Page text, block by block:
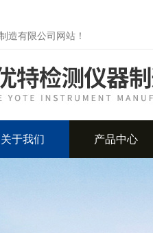
造有限公司网站！
关于我们 产品中心